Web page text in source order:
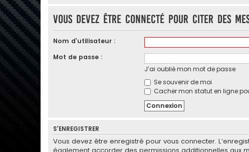
Vous devez être connecté pour citer des
Nom d’utilisateur :
Mot de passe :
J’ai oublié mon mot de passe
Se souvenir de moi
Cacher mon statut en ligne
S’ENREGISTRER
Vous devez être enregistré pour vous connecter.